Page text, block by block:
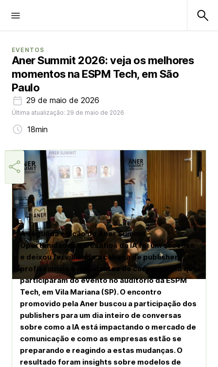
EVENTOS
Aner Summit 2026: veja os melhores
momentos na ESPM Tech, em São
Paulo
29 de maio de 2026
Última atualização: 29 de maio de 2026
18min
Márcia Miranda
A segunda edição do Aner Summit –
Oportunidades e Desafios da IA foi um sucesso
e deixou fervilhando a cabeça de publishers,
profissionais e estudantes de comunicação que
participaram do evento no auditório da ESPM
Tech, em Vila Mariana (SP). O encontro
promovido pela Aner buscou a participação dos
publishers para um dia inteiro de conversas
sobre como a IA está impactando o mercado de
comunicação e como as empresas estão se
preparando e reagindo a estas mudanças. O
resultado foram insights sobre modelos de